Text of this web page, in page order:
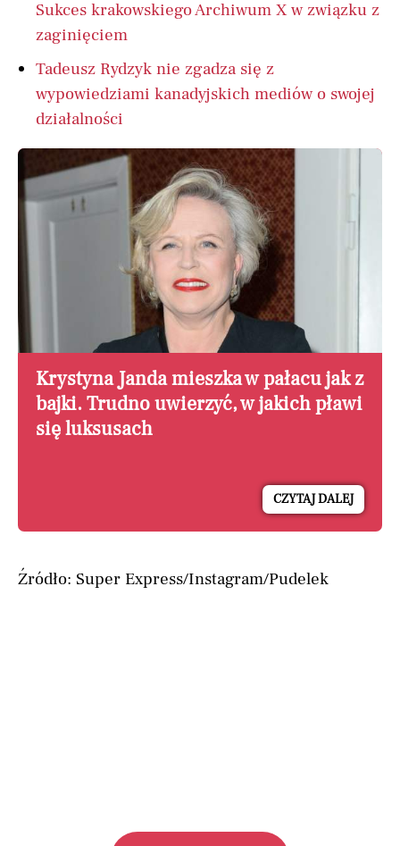
Sukces krakowskiego Archiwum X w związku z
zaginięciem
Tadeusz Rydzyk nie zgadza się z
wypowiedziami kanadyjskich mediów o swojej
działalności
Krystyna Janda mieszka w pałacu jak z
bajki. Trudno uwierzyć, w jakich pławi
się luksusach
CZYTAJ DALEJ
Źródło: Super Express/Instagram/Pudelek